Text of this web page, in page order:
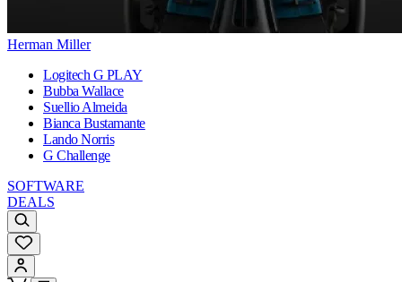
Herman Miller
Logitech G PLAY
Bubba Wallace
Suellio Almeida
Bianca Bustamante
Lando Norris
G Challenge
SOFTWARE
DEALS